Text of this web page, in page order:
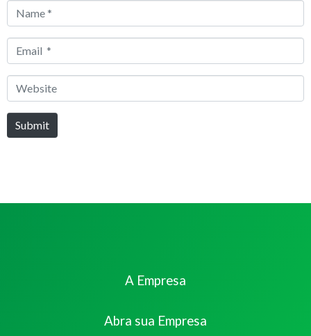
Name
Email
Website
Submit
A Empresa
Abra sua Empresa